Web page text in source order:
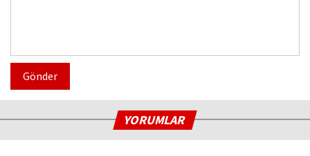
Gönder
YORUMLAR